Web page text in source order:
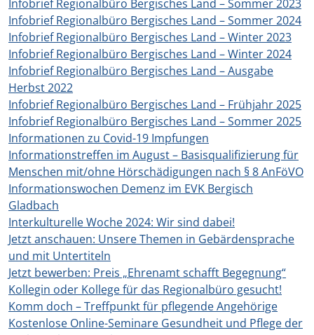
Infobrief Regionalbüro Bergisches Land – Sommer 2023
Infobrief Regionalbüro Bergisches Land – Sommer 2024
Infobrief Regionalbüro Bergisches Land – Winter 2023
Infobrief Regionalbüro Bergisches Land – Winter 2024
Infobrief Regionalbüro Bergisches Land – Ausgabe
Herbst 2022
Infobrief Regionalbüro Bergisches Land – Frühjahr 2025
Infobrief Regionalbüro Bergisches Land – Sommer 2025
Informationen zu Covid-19 Impfungen
Informationstreffen im August – Basisqualifizierung für
Menschen mit/ohne Hörschädigungen nach § 8 AnFöVO
Informationswochen Demenz im EVK Bergisch
Gladbach
Interkulturelle Woche 2024: Wir sind dabei!
Jetzt anschauen: Unsere Themen in Gebärdensprache
und mit Untertiteln
Jetzt bewerben: Preis „Ehrenamt schafft Begegnung“
Kollegin oder Kollege für das Regionalbüro gesucht!
Komm doch – Treffpunkt für pflegende Angehörige
Kostenlose Online-Seminare Gesundheit und Pflege der